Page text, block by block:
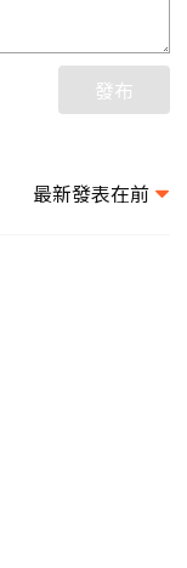
發布
最新發表在前